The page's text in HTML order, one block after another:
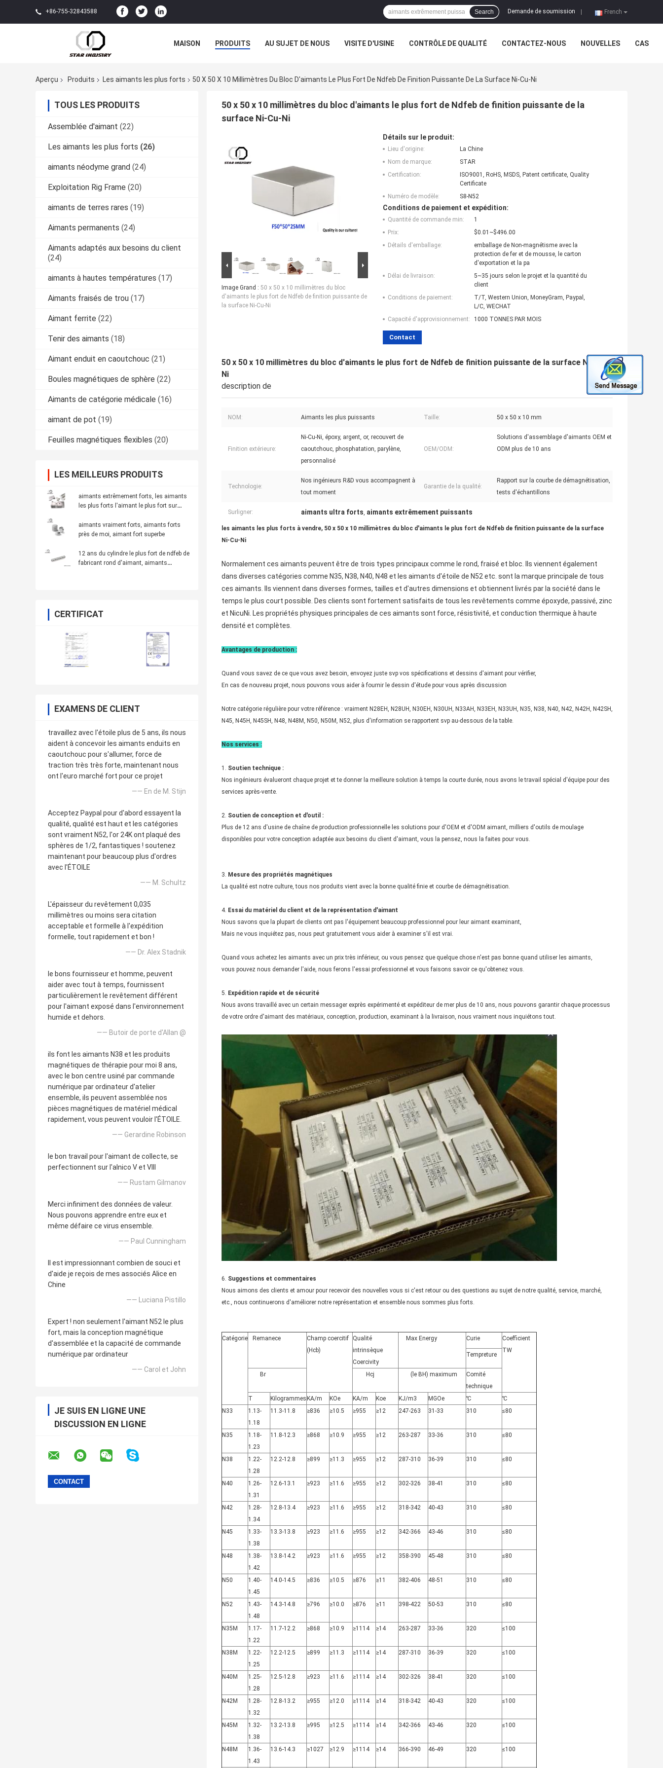
+86-755-32843588 French
Demande de soumission
Search
MAISON PRODUITS AU SUJET DE NOUS VISITE D'USINE CONTRÔLE DE QUALITÉ CONTACTEZ-NOUS NOUVELLES CAS
Aperçu Produits Les aimants les plus forts 50 X 50 X 10 Millimètres Du Bloc D'aimants Le Plus Fort De Ndfeb De Finition Puissante De La Surface Ni-Cu-Ni
TOUS LES PRODUITS
Assemblée d'aimant (22)
Les aimants les plus forts (26)
aimants néodyme grand (24)
Exploitation Rig Frame (20)
aimants de terres rares (19)
Aimants permanents (24)
Aimants adaptés aux besoins du client
(24)
aimants à hautes températures (17)
Aimants fraisés de trou (17)
Aimant ferrite (22)
Tenir des aimants (18)
Aimant enduit en caoutchouc (21)
Boules magnétiques de sphère (22)
Aimants de catégorie médicale (16)
aimant de pot (19)
Feuilles magnétiques flexibles (20)
LES MEILLEURS PRODUITS
aimants extrêmement forts, les aimants
les plus forts l'aimant le plus fort sur
aimants vraiment forts, aimants forts
près de moi, aimant fort superbe
12 ans du cylindre le plus fort de ndfeb de
fabricant rond d'aimant, aimants
CERTIFICAT
EXAMENS DE CLIENT
travaillez avec l'étoile plus de 5 ans, ils nous
aident à concevoir les aimants enduits en
caoutchouc pour s'allumer, force de
traction très très forte, maintenant nous
ont l'euro marché fort pour ce projet
—— En de M. Stijn
Acceptez Paypal pour d'abord essayent la
qualité, qualité est haut et les catégories
sont vraiment N52, l'or 24K ont plaqué des
sphères de 1/2, fantastiques ! soutenez
maintenant pour beaucoup plus d'ordres
avec l'ÉTOILE
—— M. Schultz
L'épaisseur du revêtement 0,035
millimètres ou moins sera citation
acceptable et formelle à l'expédition
formelle, tout rapidement et bon !
—— Dr. Alex Stadnik
le bons fournisseur et homme, peuvent
aider avec tout à temps, fournissent
particulièrement le revêtement différent
pour l'aimant exposé dans l'environnement
humide et dehors.
—— Butoir de porte d'Allan @
ils font les aimants N38 et les produits
magnétiques de thérapie pour moi 8 ans,
avec le bon centre usiné par commande
numérique par ordinateur d'atelier
ensemble, ils peuvent assemblée nos
pièces magnétiques de matériel médical
rapidement, vous peuvent vouloir l'ÉTOILE.
—— Gerardine Robinson
le bon travail pour l'aimant de collecte, se
perfectionnent sur l'alnico V et VIII
—— Rustam Gilmanov
Merci infiniment des données de valeur.
Nous pouvons apprendre entre eux et
même défaire ce virus ensemble.
—— Paul Cunningham
Il est impressionnant combien de souci et
d'aide je reçois de mes associés Alice en
Chine
—— Luciana Pistillo
Expert ! non seulement l'aimant N52 le plus
fort, mais la conception magnétique
d'assemblée et la capacité de commande
numérique par ordinateur
—— Carol et John
JE SUIS EN LIGNE UNE
DISCUSSION EN LIGNE
50 x 50 x 10 millimètres du bloc d'aimants le plus fort de Ndfeb de finition puissante de la
surface Ni-Cu-Ni
Image Grand : 50 x 50 x 10 millimètres du bloc
d'aimants le plus fort de Ndfeb de finition puissante de
la surface Ni-Cu-Ni
Détails sur le produit:
Lieu d'origine:
La Chine
Nom de marque:
STAR
Certification:
ISO9001, RoHS, MSDS, Patent certificate, Quality
Certificate
Numéro de modèle:
S8-N52
Conditions de paiement et expédition:
Quantité de commande min:
1
Prix:
$0.01~$496.00
Détails d'emballage:
emballage de Non-magnétisme avec la
protection de fer et de mousse, le carton
d'exportation et la pa
Délai de livraison:
5~35 jours selon le projet et la quantité du
client
Conditions de paiement:
T/T, Western Union, MoneyGram, Paypal,
L/C, WECHAT
Capacité d'approvisionnement:
1000 TONNES PAR MOIS
Contact
50 x 50 x 10 millimètres du bloc d'aimants le plus fort de Ndfeb de finition puissante de la surface Ni-Cu-
Ni
description de
NOM: Aimants les plus puissants Taille: 50 x 50 x 10 mm
Finition extérieure:
Ni-Cu-Ni, époxy, argent, or, recouvert de
caoutchouc, phosphatation, parylène,
personnalisé
OEM/ODM:
Solutions d'assemblage d'aimants OEM et
ODM plus de 10 ans
Technologie:
Nos ingénieurs R&D vous accompagnent à
tout moment
Garantie de la qualité:
Rapport sur la courbe de démagnétisation,
tests d'échantillons
Surligner: aimants ultra forts, aimants extrêmement puissants
les aimants les plus forts à vendre, 50 x 50 x 10 millimètres du bloc d'aimants le plus fort de Ndfeb de finition puissante de la surface
Ni-Cu-Ni
Normalement ces aimants peuvent être de trois types principaux comme le rond, fraisé et bloc. Ils viennent également
dans diverses catégories comme N35, N38, N40, N48 et les aimants d'étoile de N52 etc. sont la marque principale de tous
ces aimants. Ils viennent dans diverses formes, tailles et d'autres dimensions et obtiennent livrés par la société dans le
temps le plus court possible. Des clients sont fortement satisfaits de tous les revêtements comme époxyde, passivé, zinc
et NicuNi. Les propriétés physiques principales de ces aimants sont force, résistivité, et conduction thermique à haute
densité et complètes.
Avantages de production :
Quand vous savez de ce que vous avez besoin, envoyez juste svp vos spécifications et dessins d'aimant pour vérifier,
En cas de nouveau projet, nous pouvons vous aider à fournir le dessin d'étude pour vous après discussion
Notre catégorie régulière pour votre référence : vraiment N28EH, N28UH, N30EH, N30UH, N33AH, N33EH, N33UH, N35, N38, N40, N42, N42H, N42SH,
N45, N45H, N45SH, N48, N48M, N50, N50M, N52, plus d'information se rapportent svp au-dessous de la table.
Nos services :
1. Soutien technique :
Nos ingénieurs évalueront chaque projet et te donner la meilleure solution à temps la courte durée, nous avons le travail spécial d'équipe pour des
services après-vente.
2. Soutien de conception et d'outil :
Plus de 12 ans d'usine de chaîne de production professionnelle les solutions pour d'OEM et d'ODM aimant, milliers d'outils de moulage
disponibles pour votre conception adaptée aux besoins du client d'aimant, vous la pensez, nous la faites pour vous.
3. Mesure des propriétés magnétiques
La qualité est notre culture, tous nos produits vient avec la bonne qualité finie et courbe de démagnétisation.
4. Essai du matériel du client et de la représentation d'aimant
Nous savons que la plupart de clients ont pas l'équipement beaucoup professionnel pour leur aimant examinant,
Mais ne vous inquiétez pas, nous peut gratuitement vous aider à examiner s'il est vrai.
Quand vous achetez les aimants avec un prix très inférieur, ou vous pensez que quelque chose n'est pas bonne quand utiliser les aimants,
vous pouvez nous demander l'aide, nous ferons l'essai professionnel et vous faisons savoir ce qu'obtenez vous.
5. Expédition rapide et de sécurité
Nous avons travaillé avec un certain messager exprès expérimenté et expéditeur de mer plus de 10 ans, nous pouvons garantir chaque processus
de votre ordre d'aimant des matériaux, conception, production, examinant à la livraison, nous vraiment nous inquiétons tout.
6. Suggestions et commentaires
Nous aimons des clients et amour pour recevoir des nouvelles vous si c'est retour ou des questions au sujet de notre qualité, service, marché,
etc., nous continuerons d'améliorer notre représentation et ensemble nous sommes plus forts.
Catégorie Remanece
Champ coercitif
(Hcb)
Qualité
intrinsèque
Coercivity
Max Energy Curie
Coefficient
TW
Tempreture
Br Hcj (le BH) maximum
Comité
technique
T
Kilogrammes KA/m KOe KA/m Koe KJ/m3 MGOe ℃
℃
N33
1.13-
1.18
11.3-11.8 ≥836 ≥10.5 ≥955 ≥12 247-263 31-33 310 ≤80
N35
1.18-
1.23
11.8-12.3 ≥868 ≥10.9 ≥955 ≥12 263-287 33-36 310 ≤80
N38
1.22-
1.28
12.2-12.8 ≥899 ≥11.3 ≥955 ≥12 287-310 36-39 310 ≤80
N40
1.26-
1.31
12.6-13.1 ≥923 ≥11.6 ≥955 ≥12 302-326 38-41 310 ≤80
N42
1.28-
1.34
12.8-13.4 ≥923 ≥11.6 ≥955 ≥12 318-342 40-43 310 ≤80
N45
1.33-
1.38
13.3-13.8 ≥923 ≥11.6 ≥955 ≥12 342-366 43-46 310 ≤80
N48
1.38-
1.42
13.8-14.2 ≥923 ≥11.6 ≥955 ≥12 358-390 45-48 310 ≤80
N50
1.40-
1.45
14.0-14.5 ≥836 ≥10.5 ≥876 ≥11 382-406 48-51 310 ≤80
N52
1.43-
1.48
14.3-14.8 ≥796 ≥10.0 ≥876 ≥11 398-422 50-53 310 ≤80
N35M
1.17-
1.22
11.7-12.2 ≥868 ≥10.9 ≥1114 ≥14 263-287 33-36 320 ≤100
N38M
1.22-
1.25
12.2-12.5 ≥899 ≥11.3 ≥1114 ≥14 287-310 36-39 320 ≤100
N40M
1.25-
1.28
12.5-12.8 ≥923 ≥11.6 ≥1114 ≥14 302-326 38-41 320 ≤100
N42M
1.28-
1.32
12.8-13.2 ≥955 ≥12.0 ≥1114 ≥14 318-342 40-43 320 ≤100
N45M
1.32-
1.38
13.2-13.8 ≥995 ≥12.5 ≥1114 ≥14 342-366 43-46 320 ≤100
N48M
1.36-
1.43
13.6-14.3 ≥1027 ≥12.9 ≥1114 ≥14 366-390 46-49 320 ≤100